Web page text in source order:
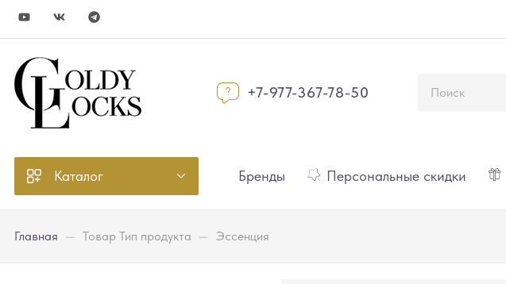
+7-977-367-78-50
Каталог Бренды Персональные скидки
Главная — Товар Тип продукта — Эссенция